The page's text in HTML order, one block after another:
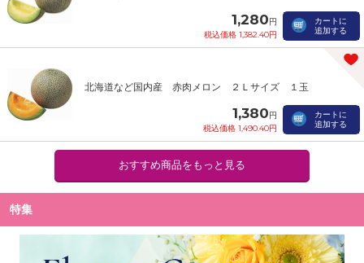
1,280円
税込価格 1,382.40円
カートに
追加する
北海道など国内産 赤肉メロン ２Ｌサイズ １玉
1,380円
税込価格 1,490.40円
カートに
追加する
おすすめ商品をもっと見る
特集